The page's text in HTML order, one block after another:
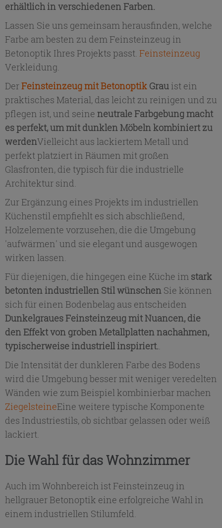
erhältlich in verschiedenen Farben.
Lassen Sie uns gemeinsam herausfinden, welche
Farbe am besten zu dem Feinsteinzeug in
Betonoptik Ihres Projekts passt. Feinsteinzeug
Verkleidung.
DerFeinsteinzeug mit Betonoptik Grau ist ein
praktisches Material, das leicht zu reinigen und zu
pflegen ist, und seine neutrale Farbgebung macht
es perfekt, um mit dunklen Möbeln kombiniert zu
werdenVielleicht aus lackiertem Metall und
perfekt platziert in Räumen mit großen
Glasfronten, die typisch für die industrielle
Architektur sind.
Zur Ergänzung eines Projekts im industriellen
Küchenstil empfiehlt es sich abschließend,
Holzelemente vorzusehen, die die Umgebung
'aufwärmen' und sie elegant und ausgewogen
wirken lassen.
Für diejenigen, die hingegen eine Küche im stark
betonten industriellen Stil wünschen Sie können
sich für einen Bodenbelag aus entscheiden
Dunkelgraues Feinsteinzeug mit Nuancen, die
den Effekt von groben Metallplatten nachahmen,
typischerweise industriell inspiriert..
Die Intensität der dunkleren Farbe des Bodens
wird die Umgebung besser mit weniger veredelten
Wänden wie zum Beispiel kombinierbar machen
ZiegelsteineEine weitere typische Komponente
des Industriestils, ob sichtbar gelassen oder weiß
lackiert.
Die Wahl für das Wohnzimmer
Auch im Wohnbereich ist Feinsteinzeug in
hellgrauer Betonoptik eine erfolgreiche Wahl in
einem industriellen Stilumfeld.